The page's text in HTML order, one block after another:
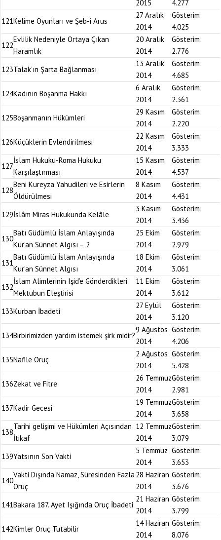
2015
4.277
121Kelime Oyunları ve Şeb-i Arus
27 Aralık
2014
Gösterim:
4.025
122
Evlilik Nedeniyle Ortaya Çıkan
Haramlık
20 Aralık
2014
Gösterim:
2.776
123Talak’ın Şarta Bağlanması
13 Aralık
2014
Gösterim:
4.685
124Kadının Boşanma Hakkı
6 Aralık
2014
Gösterim:
2.361
125Boşanmanın Hükümleri
29 Kasım
2014
Gösterim:
2.220
126Küçüklerin Evlendirilmesi
22 Kasım
2014
Gösterim:
3.333
127
İslam Hukuku-Roma Hukuku
Karşılaştırması
15 Kasım
2014
Gösterim:
4.537
128
Beni Kureyza Yahudileri ve Esirlerin
Öldürülmesi
8 Kasım
2014
Gösterim:
4.431
129İslâm Miras Hukukunda Kelâle
3 Kasım
2014
Gösterim:
3.436
130
Batı Güdümlü İslam Anlayışında
Kur’an Sünnet Algısı – 2
25 Ekim
2014
Gösterim:
2.979
131
Batı Güdümlü İslam Anlayışında
Kur’an Sünnet Algısı
18 Ekim
2014
Gösterim:
3.061
132
İslam Alimlerinin Işid’e Gönderdikleri
Mektubun Eleştirisi
11 Ekim
2014
Gösterim:
3.612
133Kurban İbadeti
27 Eylül
2014
Gösterim:
3.120
134Birbirimizden yardım istemek şirk midir?
9 Ağustos
2014
Gösterim:
4.206
135Nafile Oruç
2 Ağustos
2014
Gösterim:
5.428
136Zekat ve Fitre
26 Temmuz
2014
Gösterim:
2.981
137Kadir Gecesi
19 Temmuz
2014
Gösterim:
3.658
138
Tarihi gelişimi ve Hükümleri Açısından
İtikaf
12 Temmuz
2014
Gösterim:
3.079
139Yatsının Son Vakti
5 Temmuz
2014
Gösterim:
3.653
140
Vakti Dışında Namaz, Süresinden Fazla
Oruç
28 Haziran
2014
Gösterim:
3.676
141Bakara 187. Ayet Işığında Oruç İbadeti
21 Haziran
2014
Gösterim:
3.799
142Kimler Oruç Tutabilir
14 Haziran
2014
Gösterim:
8.076